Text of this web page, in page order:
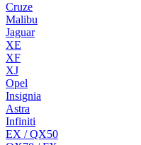
Cruze
Malibu
Jaguar
XE
XF
XJ
Opel
Insignia
Astra
Infiniti
EX / QX50